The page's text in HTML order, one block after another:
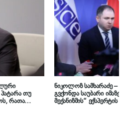
თუ
რათა
ნიკოლოზ სამხარაძე –
გვქონდა საუბარი
მექანიზმის“